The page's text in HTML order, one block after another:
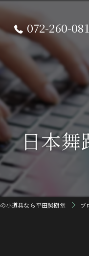
072-260-
本舞
小道具なら平田照樹堂 ブ